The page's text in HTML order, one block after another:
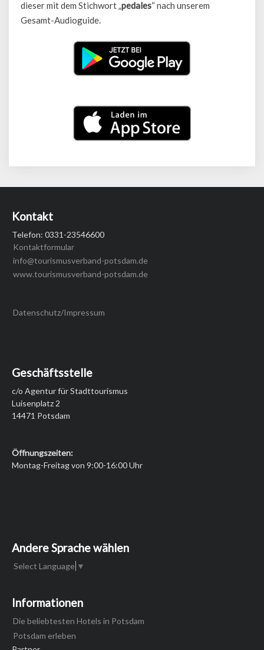
dieser mit dem Stichwort „ pedales“ nach unserem
Gesamt-Audioguide.
Kontakt
Telefon: 0331-23546600
Kontaktformular
info@tourismusverband-potsdam.de
www.tourismusverband-potsdam.de
Datenschutz/Impressum
Geschäftsstelle
c/o Agentur für Stadttourismus
Luisenplatz 2
14471 Potsdam
Öffnungszeiten:
Montag-Freitag von 9:00-16:00 Uhr
Andere Sprache wählen
Select Language ▼
Informationen
Die beliebtesten Hotels in Potsdam
Potsdam erleben